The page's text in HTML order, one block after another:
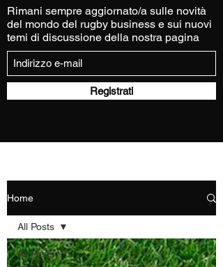
Rimani sempre aggiornato/a sulle novità
del mondo del rugby business e sui nuovi
temi di discussione della nostra pagina
Registrati
Home
All Posts
All Posts